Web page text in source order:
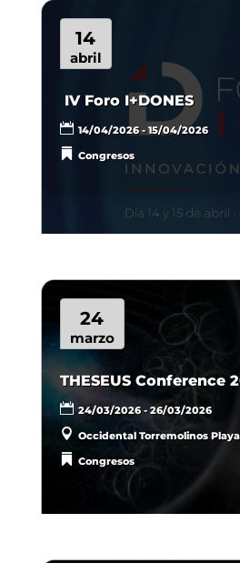
14
abril
IV Foro I+DONES
14/04/2026 - 15/04/2026
Congresos
24
marzo
THESEUS Conference
24/03/2026 - 26/03/2026
Occidental Torremolinos
Congresos